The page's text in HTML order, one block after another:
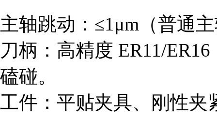
主轴跳动：≤1μm（普通
刀柄：高精度 ER11/
磕碰。
工件：平贴夹具、刚性夹